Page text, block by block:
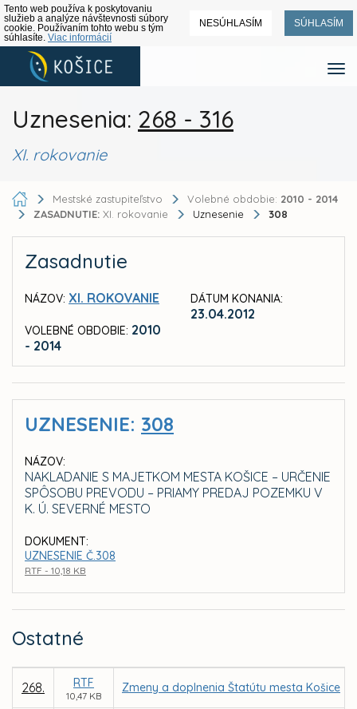
Tento web používa k poskytovaniu
služieb a analýze návštevnosti súbory
cookie. Používaním tohto webu s tým
súhlasíte. Viac informácií
NESÚHLASÍM SÚHLASÍM
Uznesenia: 268 - 316
XI. rokovanie
Mestské zastupiteľstvo Volebné obdobie: 2010 - 2014
ZASADNUTIE: XI. rokovanie Uznesenie 308
Zasadnutie
NÁZOV: XI. ROKOVANIE
VOLEBNÉ OBDOBIE: 2010
- 2014
DÁTUM KONANIA:
23.04.2012
UZNESENIE: 308
NÁZOV:
NAKLADANIE S MAJETKOM MESTA KOŠICE – URČENIE
SPÔSOBU PREVODU – PRIAMY PREDAJ POZEMKU V
K. Ú. SEVERNÉ MESTO
DOKUMENT:
UZNESENIE Č.308
RTF - 10,18 KB
Ostatné
268. RTF
10,47 KB
Zmeny a doplnenia Štatútu mesta Košice